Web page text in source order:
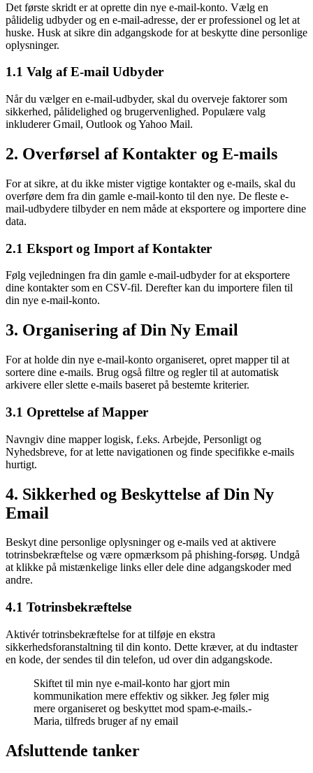
Det første skridt er at oprette din nye e-mail-konto. Vælg en
pålidelig udbyder og en e-mail-adresse, der er professionel og let at
huske. Husk at sikre din adgangskode for at beskytte dine personlige
oplysninger.
1.1 Valg af E-mail Udbyder
Når du vælger en e-mail-udbyder, skal du overveje faktorer som
sikkerhed, pålidelighed og brugervenlighed. Populære valg
inkluderer Gmail, Outlook og Yahoo Mail.
2. Overførsel af Kontakter og E-mails
For at sikre, at du ikke mister vigtige kontakter og e-mails, skal du
overføre dem fra din gamle e-mail-konto til den nye. De fleste e-
mail-udbydere tilbyder en nem måde at eksportere og importere dine
data.
2.1 Eksport og Import af Kontakter
Følg vejledningen fra din gamle e-mail-udbyder for at eksportere
dine kontakter som en CSV-fil. Derefter kan du importere filen til
din nye e-mail-konto.
3. Organisering af Din Ny Email
For at holde din nye e-mail-konto organiseret, opret mapper til at
sortere dine e-mails. Brug også filtre og regler til at automatisk
arkivere eller slette e-mails baseret på bestemte kriterier.
3.1 Oprettelse af Mapper
Navngiv dine mapper logisk, f.eks. Arbejde, Personligt og
Nyhedsbreve, for at lette navigationen og finde specifikke e-mails
hurtigt.
4. Sikkerhed og Beskyttelse af Din Ny
Email
Beskyt dine personlige oplysninger og e-mails ved at aktivere
totrinsbekræftelse og være opmærksom på phishing-forsøg. Undgå
at klikke på mistænkelige links eller dele dine adgangskoder med
andre.
4.1 Totrinsbekræftelse
Aktivér totrinsbekræftelse for at tilføje en ekstra
sikkerhedsforanstaltning til din konto. Dette kræver, at du indtaster
en kode, der sendes til din telefon, ud over din adgangskode.
Skiftet til min nye e-mail-konto har gjort min
kommunikation mere effektiv og sikker. Jeg føler mig
mere organiseret og beskyttet mod spam-e-mails.-
Maria, tilfreds bruger af ny email
Afsluttende tanker